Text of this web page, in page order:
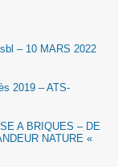
– 10 MARS 2022
2019 – ATS-
A BRIQUES – DE
NATURE «